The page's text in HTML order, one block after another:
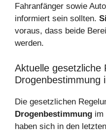
Fahranfänger sowie
informiert sein sollten.
voraus, dass beide
werden.
Aktuelle gesetzliche
Drogenbestimmung
Die gesetzlichen
Drogenbestimmung im
haben sich in den